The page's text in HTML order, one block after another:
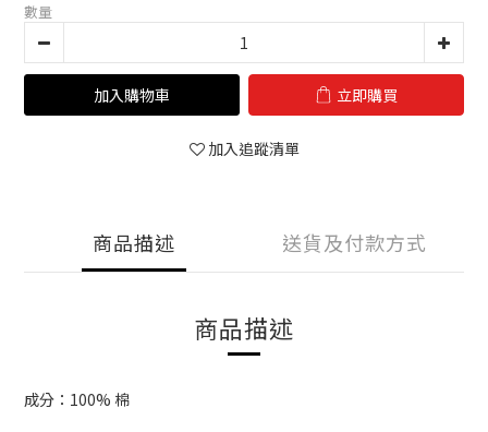
數量
加入購物車 立即購買
加入追蹤清單
商品描述 送貨及付款方式
商品描述
成分：100% 棉